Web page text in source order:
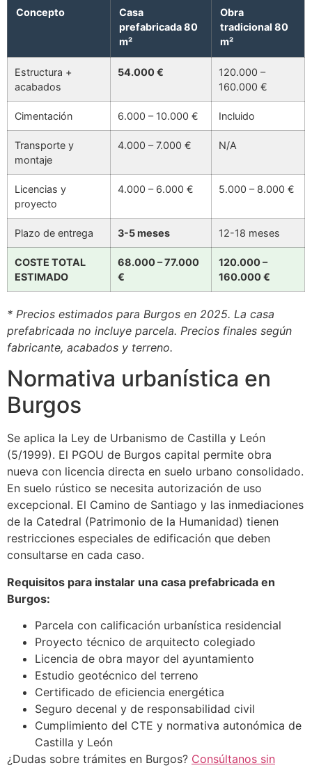
Concepto
Casa
prefabricada 80
m²
Obra
tradicional 80
m²
Estructura +
acabados
54.000 €
120.000 –
160.000 €
Cimentación 6.000 – 10.000 € Incluido
Transporte y
montaje
4.000 – 7.000 € N/A
Licencias y
proyecto
4.000 – 6.000 € 5.000 – 8.000 €
Plazo de entrega 3-5 meses 12-18 meses
COSTE TOTAL
ESTIMADO
68.000 – 77.000
€
120.000 –
160.000 €
* Precios estimados para Burgos en 2025. La casa
prefabricada no incluye parcela. Precios finales según
fabricante, acabados y terreno.
Normativa urbanística en
Burgos
Se aplica la Ley de Urbanismo de Castilla y León
(5/1999). El PGOU de Burgos capital permite obra
nueva con licencia directa en suelo urbano consolidado.
En suelo rústico se necesita autorización de uso
excepcional. El Camino de Santiago y las inmediaciones
de la Catedral (Patrimonio de la Humanidad) tienen
restricciones especiales de edificación que deben
consultarse en cada caso.
Requisitos para instalar una casa prefabricada en
Burgos:
Parcela con calificación urbanística residencial
Proyecto técnico de arquitecto colegiado
Licencia de obra mayor del ayuntamiento
Estudio geotécnico del terreno
Certificado de eficiencia energética
Seguro decenal y de responsabilidad civil
Cumplimiento del CTE y normativa autonómica de
Castilla y León
¿Dudas sobre trámites en Burgos? Consúltanos sin